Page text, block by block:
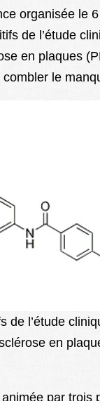
organisée le
de l’étude
en plaques
le
de l’étude
en
par